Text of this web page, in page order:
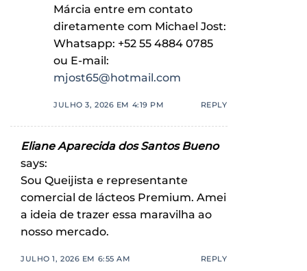
Márcia entre em contato
diretamente com Michael Jost:
Whatsapp: +52 55 4884 0785
ou E-mail:
mjost65@hotmail.com
JULHO 3, 2026 EM 4:19 PM REPLY
Eliane Aparecida dos Santos Bueno
says:
Sou Queijista e representante
comercial de lácteos Premium. Amei
a ideia de trazer essa maravilha ao
nosso mercado.
JULHO 1, 2026 EM 6:55 AM REPLY